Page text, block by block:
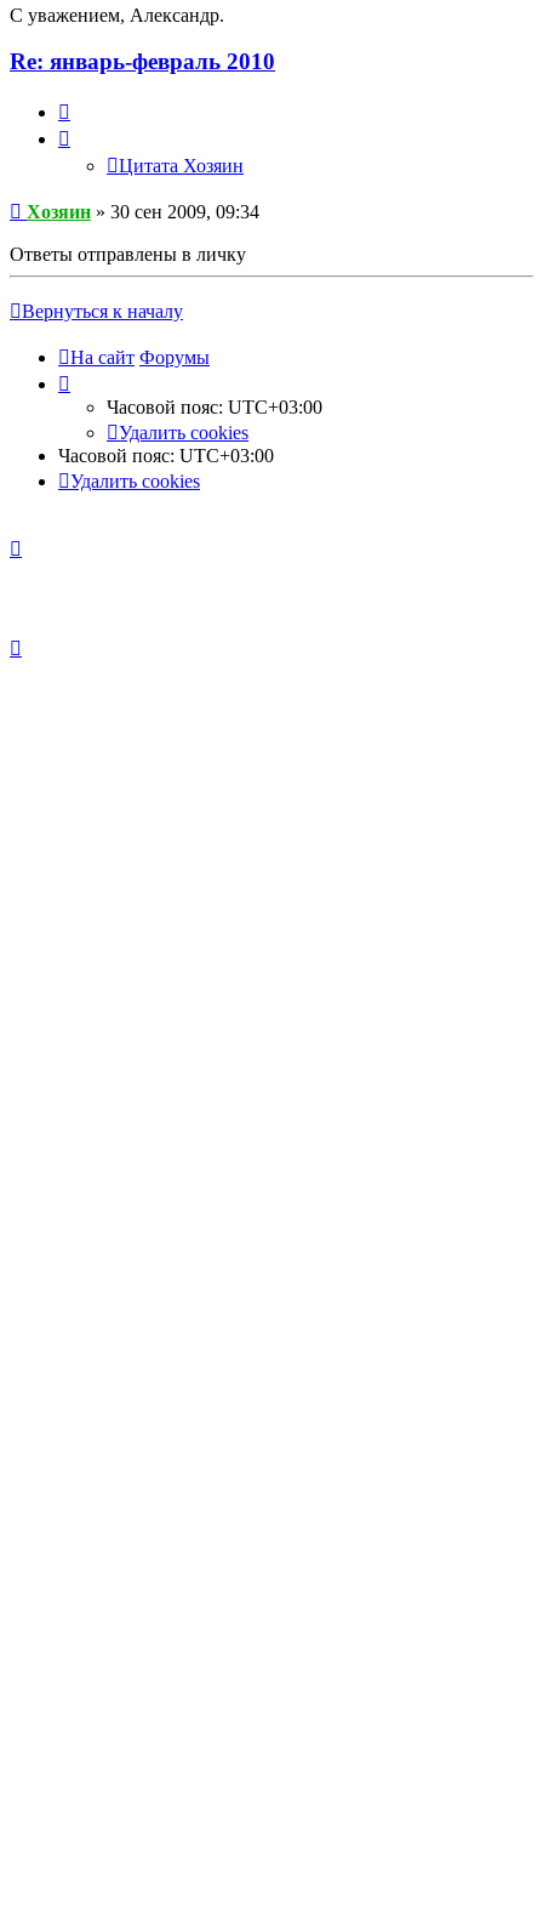
С уважением, Александр.
Re: январь-февраль 2010
Цитата Хозяин
Хозяин » 30 сен 2009, 09:34
Ответы отправлены в личку
Вернуться к началу
На сайт Форумы
Часовой пояс: UTC+03:00
Удалить cookies
Часовой пояс: UTC+03:00
Удалить cookies